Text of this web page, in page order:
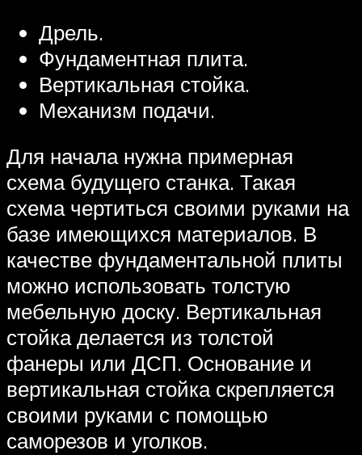
Дрель.
Фундаментная плита.
Вертикальная стойка.
Механизм подачи.
Для начала нужна примерная
схема будущего станка. Такая
схема чертиться своими руками на
базе имеющихся материалов. В
качестве фундаментальной плиты
можно использовать толстую
мебельную доску. Вертикальная
стойка делается из толстой
фанеры или ДСП. Основание и
вертикальная стойка скрепляется
своими руками с помощью
саморезов и уголков.